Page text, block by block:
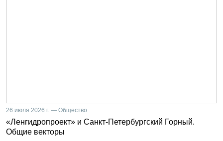
26 июля 2026 г. — Общество
«Ленгидропроект» и Санкт-Петербургский Горный.
Общие векторы